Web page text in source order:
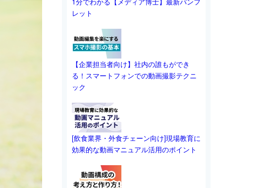
業界別動画活用
レット
【企業担当者向け】社内の誰もができ
る！スマートフォンでの動画撮影テクニ
ック
[飲食業界・外食チェーン向け]現場教育に
効果的な動画マニュアル活用のポイント